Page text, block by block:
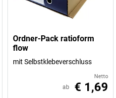
Ordner-Pack ratioform
flow
mit Selbstklebeverschluss
Netto
ab € 1,69